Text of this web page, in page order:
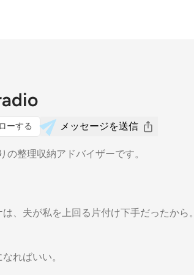
ーする メッセージを送信
整理収納アドバイザーです。
、夫が私を上回る片付け下手だったから。
ればいい。